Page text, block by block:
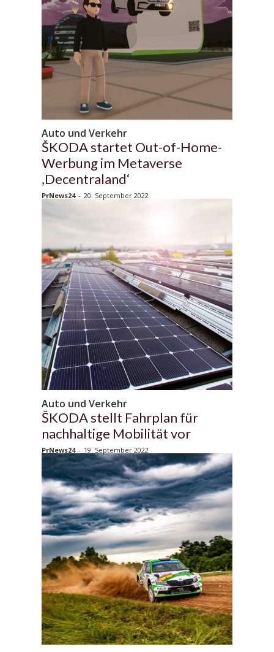
Auto und Verkehr
ŠKODA startet Out-of-Home-
Werbung im Metaverse
,Decentraland‘
PrNews24 - 20. September 2022
Auto und Verkehr
ŠKODA stellt Fahrplan für
nachhaltige Mobilität vor
PrNews24 - 19. September 2022